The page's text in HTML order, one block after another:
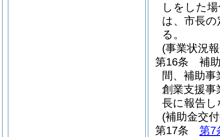
しをした
は、市長
る。
(事業状況
第16条
補
間、補助
創業支援事
長に報告
(補助金交
第17条
第7